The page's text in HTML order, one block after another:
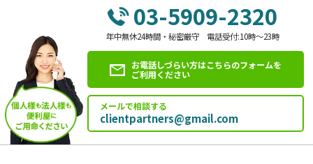
03-5909-2320
年中無休24時間・秘密厳守 電話受付:10時～23時
お電話しづらい方はこちらのフォームを
ご利用ください
メールで相談する
clientpartners@gmail.com